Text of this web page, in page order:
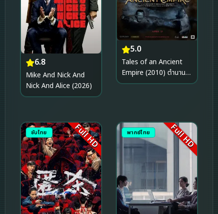
6.8
Mike And Nick And
Nick And Alice (2026)
5.0
Tales of an Ancient
Empire (2010) ตำนาน
พิทักษ์อาณาจักรโบราณ
ซับไทย Full HD พากย์ไทย Full HD